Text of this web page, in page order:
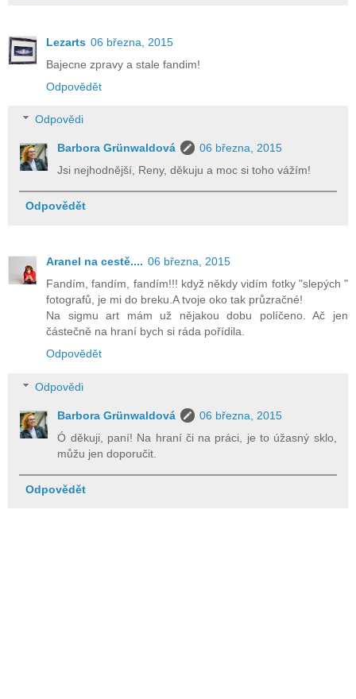
Lezarts 06 března, 2015
Bajecne zpravy a stale fandim!
Odpovědět
Odpovědi
Barbora Grünwaldová
06 března, 2015
Jsi nejhodnější, Reny, děkuju a moc si toho vážím!
Odpovědět
Aranel na cestě.... 06 března, 2015
Fandím, fandím, fandím!!! když někdy vidím fotky "slepých "
fotografů, je mi do breku.A tvoje oko tak průzračné!
Na sigmu art mám už nějakou dobu políčeno. Ač jen
částečně na hraní bych si ráda pořídila.
Odpovědět
Odpovědi
Barbora Grünwaldová
06 března, 2015
Ó děkuji, paní! Na hraní či na práci, je to úžasný sklo,
můžu jen doporučit.
Odpovědět